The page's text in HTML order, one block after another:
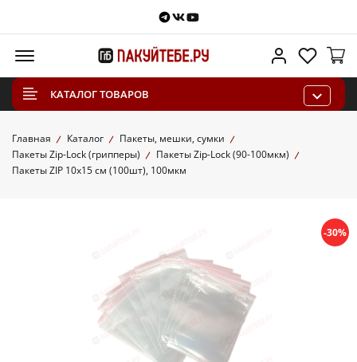
Telegram
VKontakte
Youtube
Личный
КАТАЛОГ ТОВАРОВ
Главная Каталог
Пакеты, мешки, сумки
Пакеты Zip-Lock (грипперы)
Пакеты Zip-Lock (90-100мкм)
Пакеты ZIP 10х15 см (100шт), 100мкм
-30%